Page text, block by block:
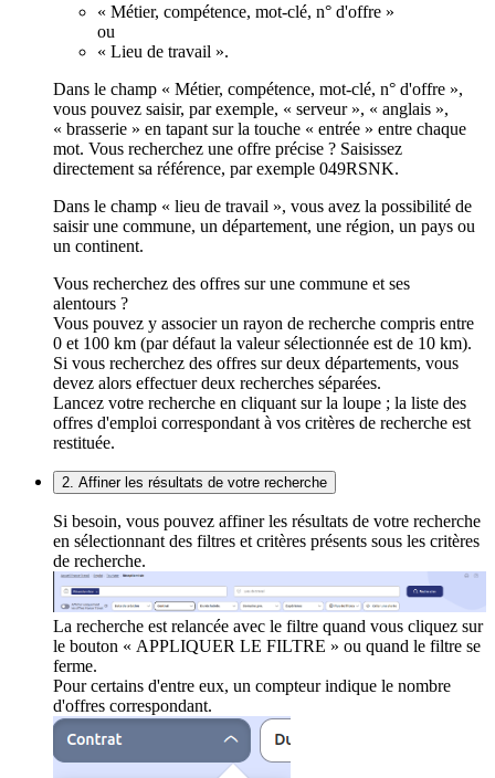
« Métier, compétence, mot-clé, n° d'offre »
ou
« Lieu de travail ».
Dans le champ « Métier, compétence, mot-clé, n° d'offre »,
vous pouvez saisir, par exemple, « serveur », « anglais »,
« brasserie » en tapant sur la touche « entrée » entre chaque
mot. Vous recherchez une offre précise ? Saisissez
directement sa référence, par exemple 049RSNK.
Dans le champ « lieu de travail », vous avez la possibilité de
saisir une commune, un département, une région, un pays ou
un continent.
Vous recherchez des offres sur une commune et ses
alentours ?
Vous pouvez y associer un rayon de recherche compris entre
0 et 100 km (par défaut la valeur sélectionnée est de 10 km).
Si vous recherchez des offres sur deux départements, vous
devez alors effectuer deux recherches séparées.
Lancez votre recherche en cliquant sur la loupe ; la liste des
offres d'emploi correspondant à vos critères de recherche est
restituée.
2. Affiner les résultats de votre recherche
Si besoin, vous pouvez affiner les résultats de votre recherche
en sélectionnant des filtres et critères présents sous les critères
de recherche.
La recherche est relancée avec le filtre quand vous cliquez sur
le bouton « APPLIQUER LE FILTRE » ou quand le filtre se
ferme.
Pour certains d'entre eux, un compteur indique le nombre
d'offres correspondant.